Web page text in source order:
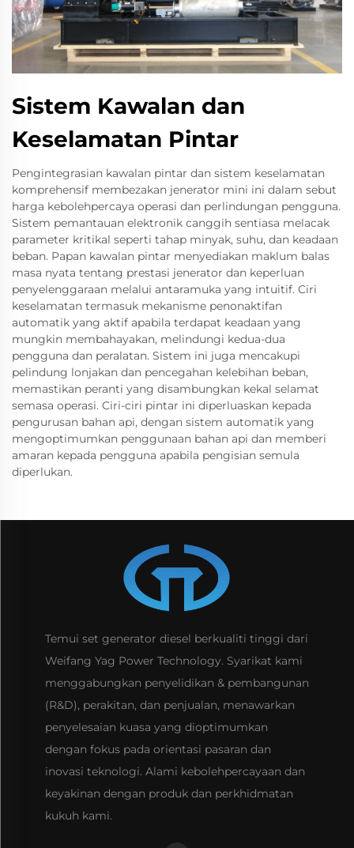
Sistem Kawalan dan
Keselamatan Pintar
Pengintegrasian kawalan pintar dan sistem keselamatan
komprehensif membezakan jenerator mini ini dalam sebut
harga kebolehpercaya operasi dan perlindungan pengguna.
Sistem pemantauan elektronik canggih sentiasa melacak
parameter kritikal seperti tahap minyak, suhu, dan keadaan
beban. Papan kawalan pintar menyediakan maklum balas
masa nyata tentang prestasi jenerator dan keperluan
penyelenggaraan melalui antaramuka yang intuitif. Ciri
keselamatan termasuk mekanisme penonaktifan
automatik yang aktif apabila terdapat keadaan yang
mungkin membahayakan, melindungi kedua-dua
pengguna dan peralatan. Sistem ini juga mencakupi
pelindung lonjakan dan pencegahan kelebihan beban,
memastikan peranti yang disambungkan kekal selamat
semasa operasi. Ciri-ciri pintar ini diperluaskan kepada
pengurusan bahan api, dengan sistem automatik yang
mengoptimumkan penggunaan bahan api dan memberi
amaran kepada pengguna apabila pengisian semula
diperlukan.
Temui set generator diesel berkualiti tinggi dari
Weifang Yag Power Technology. Syarikat kami
menggabungkan penyelidikan & pembangunan
(R&D), perakitan, dan penjualan, menawarkan
penyelesaian kuasa yang dioptimumkan
dengan fokus pada orientasi pasaran dan
inovasi teknologi. Alami kebolehpercayaan dan
keyakinan dengan produk dan perkhidmatan
kukuh kami.